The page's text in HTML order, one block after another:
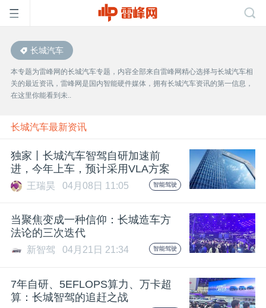
首
页
雷
峰
公
课
长城汽车
本专题为雷峰网的长城汽车专题，内容全部来自雷峰网精心选择与长城汽车相
关的最近资讯，雷峰网是国内智能硬件媒体，拥有长城汽车资讯的第一信息，
在这里你能看到未..
长城汽车最新资讯
独家丨长城汽车智驾自研加速前
进，今年上车，预计采用VLA方案
王瑞昊 04月08日 11:05 智能驾驶
当聚焦变成一种信仰：长城造车方
法论的三次迭代
新智驾 04月21日 21:34 智能驾驶
7年自研、5EFLOPS算力、万卡超
算：长城智驾的追赶之战